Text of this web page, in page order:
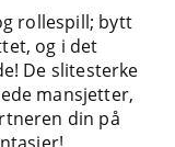
rollespill; bytt
og i det
De slitesterke
mansjetter,
din på